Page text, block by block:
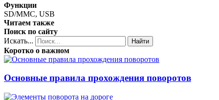
Функции
SD/MMC, USB
Читаем также
Поиск по сайту
Искать...
Найти
Коротко о важном
Основные правила прохождения поворотов